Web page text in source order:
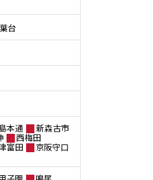
台
本通
新森古市
西梅田
富田
京阪守口